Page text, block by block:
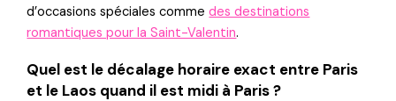
d’occasions spéciales commedes destinations
romantiques pour la Saint-Valentin.
Quel est le décalage horaire exact entre Paris
et le Laos quand il est midi à Paris ?